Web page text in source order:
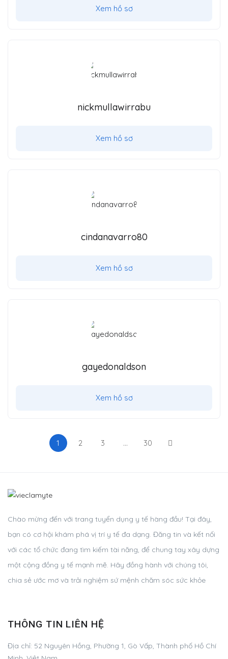
Xem hồ sơ
nickmullawirrabu
Xem hồ sơ
cindanavarro80
Xem hồ sơ
gayedonaldson
Xem hồ sơ
1 2 3 … 30
Chào mừng đến với trang tuyển dụng y tế hàng đầu! Tại đây,
bạn có cơ hội khám phá vị trí y tế đa dạng. Đăng tin và kết nối
với các tổ chức đang tìm kiếm tài năng, để chung tay xây dựng
một cộng đồng y tế mạnh mẽ. Hãy đồng hành với chúng tôi,
chia sẻ ước mơ và trải nghiệm sứ mệnh chăm sóc sức khỏe
THÔNG TIN LIÊN HỆ
Địa chỉ: 52 Nguyên Hồng, Phường 1, Gò Vấp, Thành phố Hồ Chí